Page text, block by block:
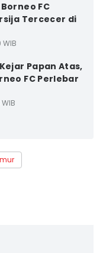
FC
Tercecer di
WIB
Papan Atas,
FC Perlebar